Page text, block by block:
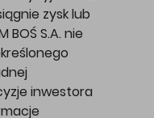
zysk lub
BOŚ S.A. nie
inwestora